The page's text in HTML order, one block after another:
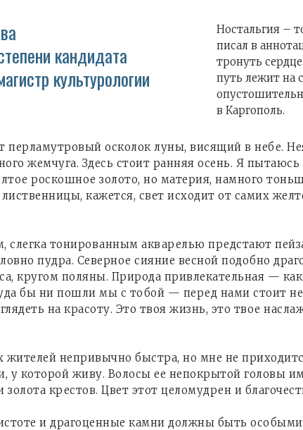
кандидата
культурологии
Ностальгия –
писал в
тронуть
путь лежит на
в Каргополь.
перламутровый осколок луны, висящий в небе.
жемчуга. Здесь стоит ранняя осень. Я
роскошное золото, но материя, намного
кажется, свет исходит от самих
слегка тонированным акварелью предстают
пудра. Северное сияние весной подобно
кругом поляны. Природа привлекательная —
бы ни пошли мы с тобой — перед нами стоит
на красоту. Это твоя жизнь, это твое
непривычно быстра, но мне не
у которой живу. Волосы ее непокрытой головы
золота крестов. Цвет этот целомудрен и
и драгоценные камни должны быть